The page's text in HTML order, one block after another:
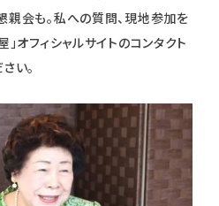
親会も。私への質問、現地参加を
」オフィシャルサイトのコンタクト
い。